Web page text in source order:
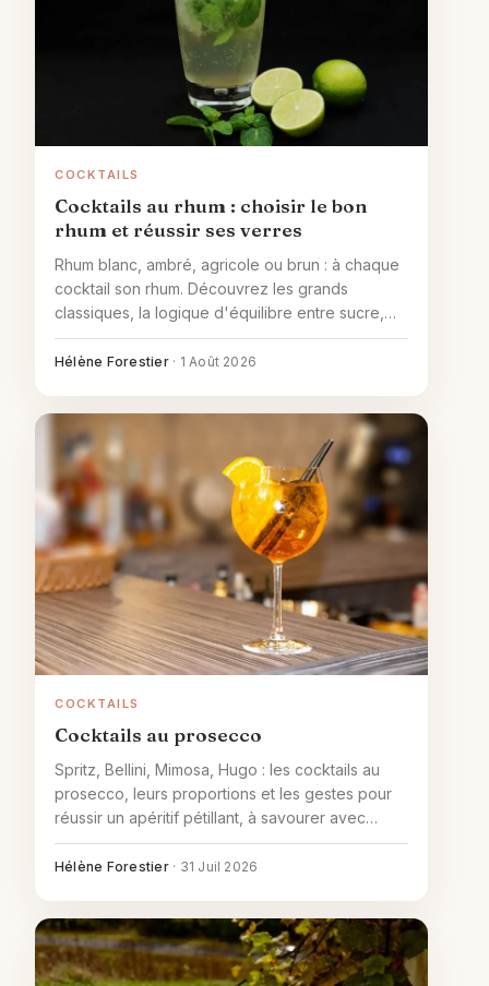
COCKTAILS
Cocktails au rhum : choisir le bon
rhum et réussir ses verres
Rhum blanc, ambré, agricole ou brun : à chaque
cocktail son rhum. Découvrez les grands
classiques, la logique d'équilibre entre sucre,
acidité et dilution, et les erreurs à éviter pour
réussir vos verres à la maison.
Hélène Forestier · 1 Août 2026
COCKTAILS
Cocktails au prosecco
Spritz, Bellini, Mimosa, Hugo : les cocktails au
prosecco, leurs proportions et les gestes pour
réussir un apéritif pétillant, à savourer avec
modération.
Hélène Forestier · 31 Juil 2026